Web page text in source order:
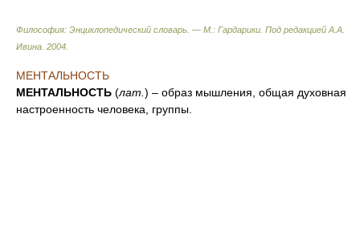
Философия: Энциклопедический словарь. — М.: Гардарики Под редакцией А.А.
Ивина 2004
МЕНТАЛЬНОСТЬ
МЕНТАЛЬНОСТЬ (лат. ) – образ мышления, общая духовная
настроенность человека, группы.